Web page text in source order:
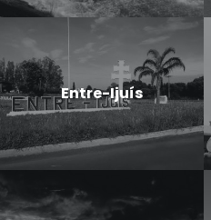
Entre-Ijuís